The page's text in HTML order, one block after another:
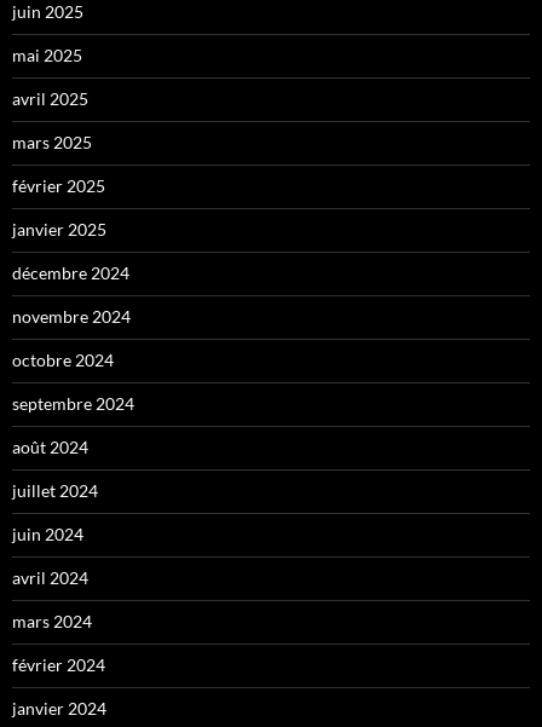
juin 2025
mai 2025
avril 2025
mars 2025
février 2025
janvier 2025
décembre 2024
novembre 2024
octobre 2024
septembre 2024
août 2024
juillet 2024
juin 2024
avril 2024
mars 2024
février 2024
janvier 2024